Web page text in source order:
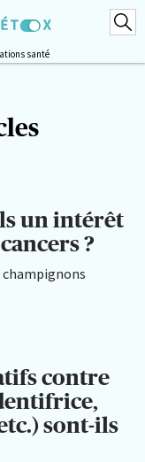
santé
un intérêt
?
contre
sont-ils